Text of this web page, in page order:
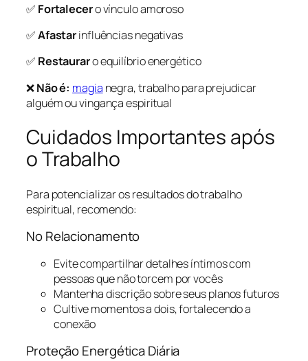
✅ Fortalecero vínculo amoroso
✅Afastarinfluências negativas
✅ Restauraro equilíbrio energético
❌Não é: magia negra, trabalho para prejudicar
alguém ou vingança espiritual
Cuidados Importantes após
o Trabalho
Para potencializar os resultados do trabalho
espiritual, recomendo:
No Relacionamento
Evite compartilhar detalhes íntimos com
pessoas que não torcem por vocês
Mantenha discrição sobre seus planos futuros
Cultive momentos a dois, fortalecendo a
conexão
Proteção Energética Diária